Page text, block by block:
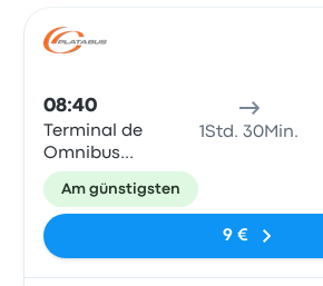
08:40
Terminal de
Omnibus
Chascomus
1Std. 30Min.
Am günstigsten
9 €